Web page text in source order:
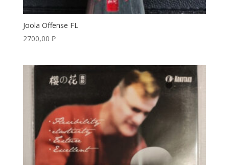
Joola Offense FL
2700,00 ₽